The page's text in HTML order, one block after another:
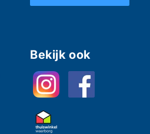
Bekijk ook